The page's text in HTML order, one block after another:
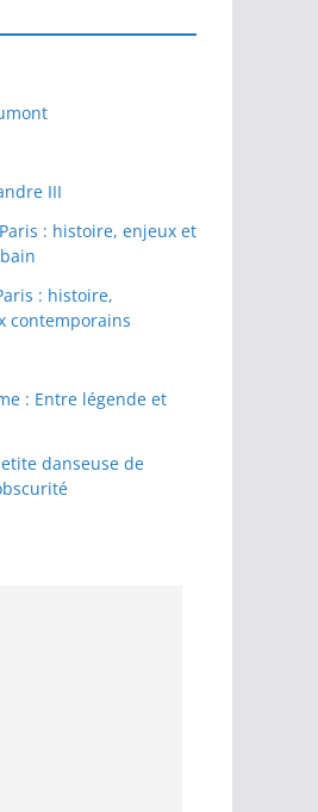
III
: histoire, enjeux et
: histoire,
contemporains
: Entre légende et
danseuse de